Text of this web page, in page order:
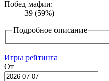
Побед мафии:
39 (59%)
Подробное описание
Игры рейтинга
От
Date